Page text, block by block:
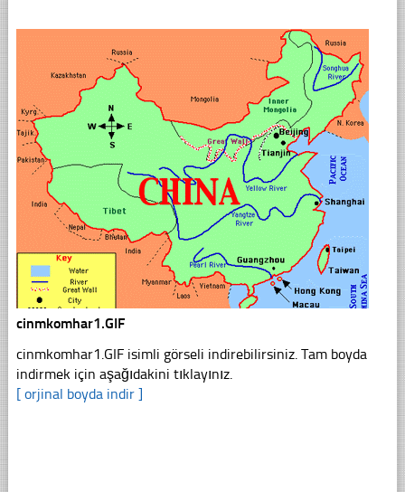
cinmkomhar1.GIF
cinmkomhar1.GIF isimli görseli indirebilirsiniz. Tam boyda
indirmek için aşağıdakini tıklayınız.
[ orjinal boyda indir ]